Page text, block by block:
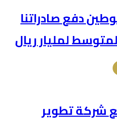
دفع صادراتنا
لمليار ريال
شركة تطوير